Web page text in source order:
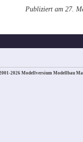
Publiziert am 27.
2026 Modellversium Modellbau